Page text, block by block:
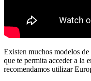
Existen muchos modelos
que te permita acceder a la
recomendamos utilizar